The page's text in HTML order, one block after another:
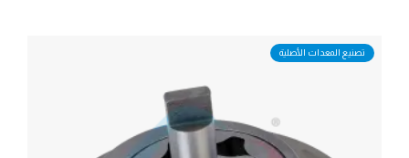
تصنيع المعدات الأصلية